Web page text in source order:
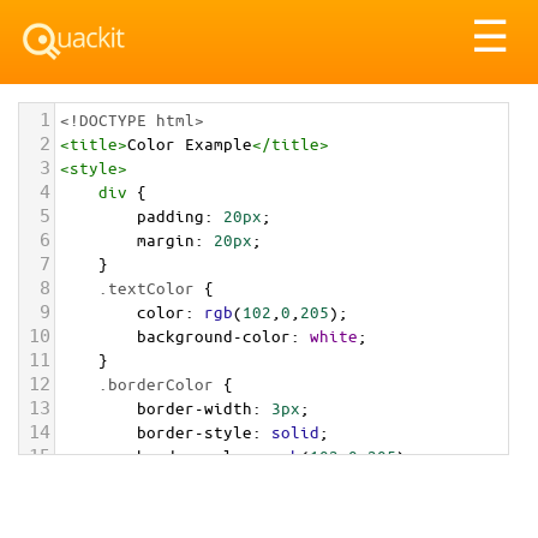
☰
1 <!DOCTYPE html>
2 <title>Color Example</title>
3 <style>
4 div {
5 padding: 20px;
6 margin: 20px;
7 }
8 .textColor {
9 color: rgb(102 0 205);
10 background-color: white;
11 }
12 .borderColor {
13 border-width: 3px;
14 border-style: solid;
15 border-color: rgb(102,0,205);